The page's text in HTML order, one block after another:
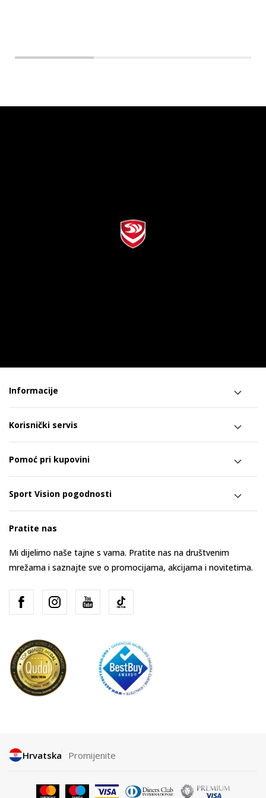
Informacije
Korisnički servis
Pomoć pri kupovini
Sport Vision pogodnosti
Pratite nas
Mi dijelimo naše tajne s vama. Pratite nas na društvenim
mrežama i saznajte sve o promocijama, akcijama i novitetima.
Hrvatska Promijenite